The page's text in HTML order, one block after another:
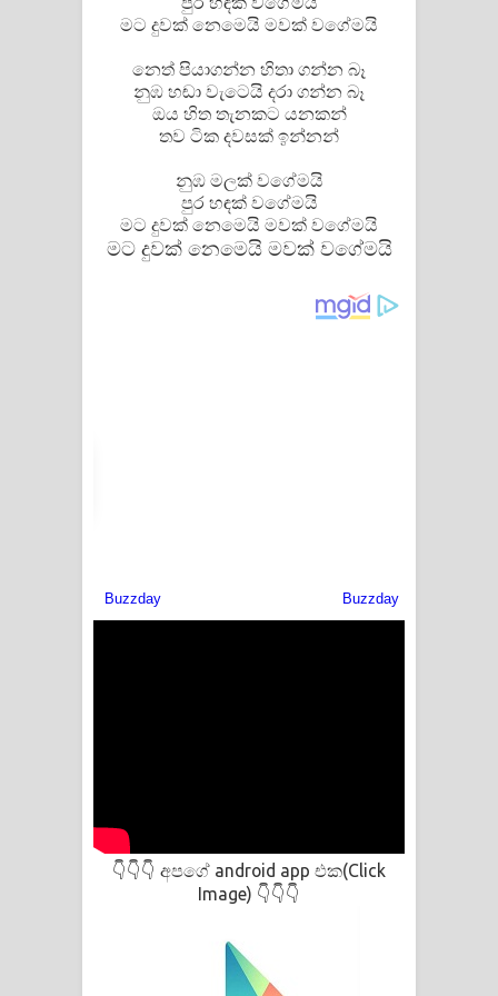
පෙළ
මට දුවක් නෙමෙයි මවක් වගේමයි
නෙත් පියාගන්න හිතා ගන්න බෑ
නුඹ හඬා වැටෙයි දරා ගන්න බෑ
ඔය හිත තැනකට යනකන්
තව ටික දවසක් ඉන්නන්
නුඹ මලක් වගේමයි
පුර හඳක් වගේමයි
මට දුවක් නෙමෙයි මවක් වගේමයි
මට දුවක් නෙමෙයි මවක් වගේමයි
👇👇👇 අපගේ android app එක(Click
Image) 👇👇👇